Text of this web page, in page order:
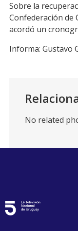
Copy
Link
Sobre la
Confederación de
acordó un
Informa: Gustavo
No related